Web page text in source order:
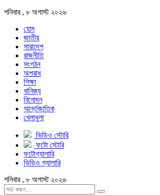
শনিবার , ৮ অগাস্ট ২০২৬
হোম
জাতীয়
সারাদেশ
রাজনীতি
সংগঠন
অপরাধ
শিক্ষা
বানিজ্য
বিনোদন
আর্ন্তজাতিক
খেলাধুলা
ভিডিও স্টোরি
ফটো স্টোরি
ফটোগ্যালারি
ভিডিও গ্যালারি
শনিবার , ৮ অগাস্ট ২০২৬